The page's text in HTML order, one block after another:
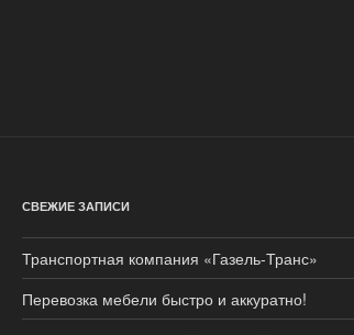
СВЕЖИЕ ЗАПИСИ
Транспортная компания «Газель-Транс»
Перевозка мебели быстро и аккуратно!